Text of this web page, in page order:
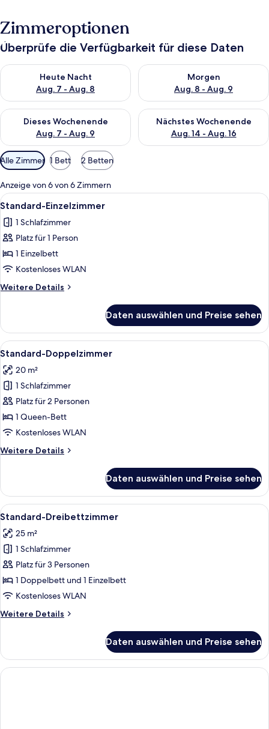
Zimmeroptionen
Überprüfe die Verfügbarkeit für diese Daten
Heute Nacht
Aug. 7 - Aug. 8
Überprüfe die Verfügbarkeit für heute Nacht, Aug. 7 - Aug. 8.
Morgen
Aug. 8 - Aug. 9
Überprüfe die Verfügbarkeit
Dieses Wochenende
Aug. 7 - Aug. 9
Überprüfe die Verfügbarkeit für dieses Wochenende, Aug. 7
Nächstes Wochenende
Aug. 14 - Aug. 16
Überprüfe die Verfügbarkeit
Verfügbare
Filter
für
Zimmer
Alle Zimmer 1 Bett 2 Betten
Anzeige von 6 von 6 Zimmern
Alle
Fotos
für
Standard-
Einzelzimmer
anzeigen
Ein kleines, ordentlich
8
Standard-Einzelzimmer
1 Schlafzimmer
Platz für 1 Person
1 Einzelbett
Kostenloses WLAN
Weitere Details
Weitere
Einzelzimmer
Daten auswählen und Preise sehen
Alle
Fotos
für
Standard-
Doppelzimmer
anzeigen
Ein Hotelzimmer mit einem großen
9
Standard-Doppelzimmer
20 m²
1 Schlafzimmer
Platz für 2 Personen
1 Queen-Bett
Kostenloses WLAN
Weitere Details
Weitere
Doppelzimmer
Daten auswählen und Preise sehen
Alle
Fotos
für
Standard-
Dreibettzimmer
anzeigen
Ein Hotelzimmer mit einem großen
8
Standard-Dreibettzimmer
25 m²
1 Schlafzimmer
Platz für 3 Personen
1 Doppelbett und 1 Einzelbett
Kostenloses WLAN
Weitere Details
Weitere
Dreibettzimmer
Daten auswählen und Preise sehen